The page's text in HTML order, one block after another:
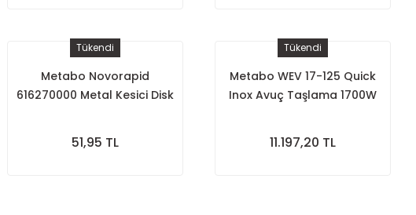
Tükendi
Metabo Novorapid
616270000 Metal Kesici Disk
51,95 TL
Tükendi
Metabo WEV 17-125 Quick
Inox Avuç Taşlama 1700W
11.197,20 TL